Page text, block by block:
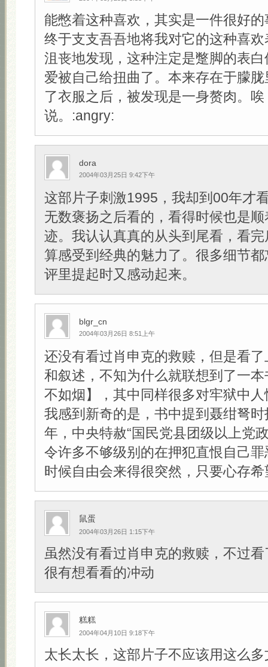
能憋着这种喜欢，其实是一件很好
终于支支吾吾地将我对它的这种喜
沮丧地发现，这种注定是蹩脚的表
爱被自己给扭曲了。本来存在于朦
了衣服之后，被发现是一身赘肉。
说。:angry:
dora
2004年03月25日 9:42下午
这部片子刺激1995，我却到00年才
无数褒扬之后看的，看得时候也是
迹。我认认真真的从头到尾看，看
算感受到经典的魅力了。很多细节
评里提起时又感动起来。
blgr_cn
2004年03月26日 8:51上午
还没有看过肖申克的救赎，但是看
和叙述，不知为什么就联想到了一
不如烟】，其中同样很多对牢狱中
我感到新奇的是，书中提到聂绀弩
年，中央特赦“国民党县团级以上党
令许多不够级别的在押犯直恨自己
时候自由会来得很突然，只要心存
鼠蛋
2004年03月26日 1:15下午
虽然没有看过肖申克的救赎，不过
很有想看看的冲动
糕糕
2004年04月10日 9:18下午
太长太长，这部片子不应该用这么